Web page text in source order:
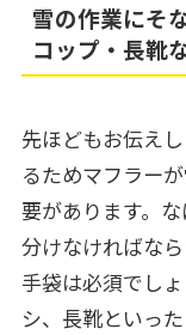
雪の作業にそ
コップ・長靴な
先ほどもお伝え
るためマフラー
要があります。
分けなければな
手袋は必須でし
シ、長靴といっ